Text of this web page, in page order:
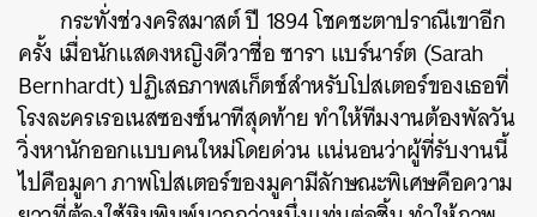
กระทั่งช่วงคริสมาสต์ ปี 1894 โชคชะตาปราณีเขาอีก
ครั้ง เมื่อนักแสดงหญิงดีวาชื่อ ซารา แบร์นาร์ต (Sarah
Bernhardt) ปฏิเสธภาพสเก็ตช์สำหรับโปสเตอร์ของเธอที่
โรงละครเรอเนสซองซ์นาทีสุดท้าย ทำให้ทีมงานต้องพัลวัน
วิ่งหานักออกแบบคนใหม่โดยด่วน แน่นอนว่าผู้ที่รับงานนี้
ไปคือมูคา ภาพโปสเตอร์ของมูคามีลักษณะพิเศษคือความ